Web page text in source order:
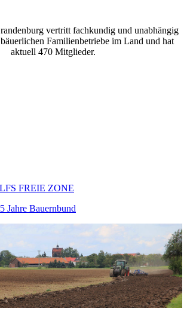
vertritt fachkundig und unabhängig
Familienbetriebe im Land und hat
aktuell 470 Mitglieder.
FREIE ZONE
Jahre Bauernbund